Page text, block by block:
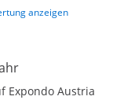
anzeigen
Expondo Austria